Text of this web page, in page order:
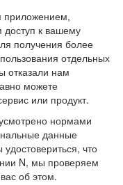
приложением,
доступ к вашему
получения более
отдельных
отказали нам
можете
или продукт.
нормами
данные
что
N, мы проверяем
об этом.